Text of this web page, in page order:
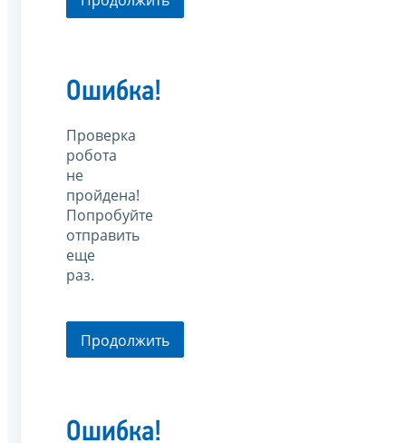
Ошибка!
Проверка
робота
не
пройдена!
Попробуйте
отправить
еще
раз.
Продолжить
Ошибка!